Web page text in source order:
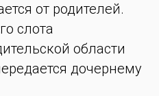
от родителей.
слота
области
дочернему